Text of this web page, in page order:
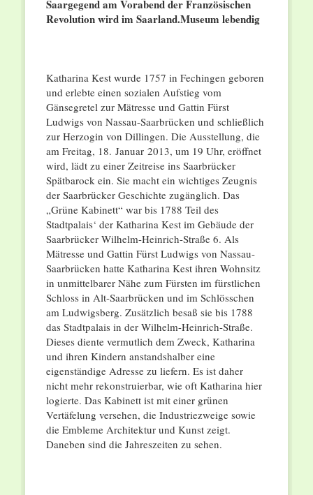
Saargegend am Vorabend der Französischen
Revolution wird im Saarland.Museum lebendig
Katharina Kest wurde 1757 in Fechingen geboren
und erlebte einen sozialen Aufstieg vom
Gänsegretel zur Mätresse und Gattin Fürst
Ludwigs von Nassau-Saarbrücken und schließlich
zur Herzogin von Dillingen. Die Ausstellung, die
am Freitag, 18. Januar 2013, um 19 Uhr, eröffnet
wird, lädt zu einer Zeitreise ins Saarbrücker
Spätbarock ein. Sie macht ein wichtiges Zeugnis
der Saarbrücker Geschichte zugänglich. Das
„Grüne Kabinett“ war bis 1788 Teil des
Stadtpalais‘ der Katharina Kest im Gebäude der
Saarbrücker Wilhelm-Heinrich-Straße 6. Als
Mätresse und Gattin Fürst Ludwigs von Nassau-
Saarbrücken hatte Katharina Kest ihren Wohnsitz
in unmittelbarer Nähe zum Fürsten im fürstlichen
Schloss in Alt-Saarbrücken und im Schlösschen
am Ludwigsberg. Zusätzlich besaß sie bis 1788
das Stadtpalais in der Wilhelm-Heinrich-Straße.
Dieses diente vermutlich dem Zweck, Katharina
und ihren Kindern anstandshalber eine
eigenständige Adresse zu liefern. Es ist daher
nicht mehr rekonstruierbar, wie oft Katharina hier
logierte. Das Kabinett ist mit einer grünen
Vertäfelung versehen, die Industriezweige sowie
die Embleme Architektur und Kunst zeigt.
Daneben sind die Jahreszeiten zu sehen.